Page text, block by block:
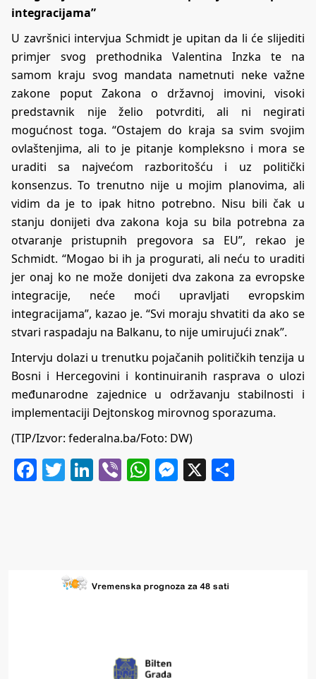
integracijama”
U završnici intervjua Schmidt je upitan da li će slijediti
primjer svog prethodnika Valentina Inzka te na
samom kraju svog mandata nametnuti neke važne
zakone poput Zakona o državnoj imovini, visoki
predstavnik nije želio potvrditi, ali ni negirati
mogućnost toga. “Ostajem do kraja sa svim svojim
ovlaštenjima, ali to je pitanje kompleksno i mora se
uraditi sa najvećom razboritošću i uz politički
konsenzus. To trenutno nije u mojim planovima, ali
vidim da je to ipak hitno potrebno. Nisu bili čak u
stanju donijeti dva zakona koja su bila potrebna za
otvaranje pristupnih pregovora sa EU”, rekao je
Schmidt. “Mogao bi ih ja progurati, ali neću to uraditi
jer onaj ko ne može donijeti dva zakona za evropske
integracije, neće moći upravljati evropskim
integracijama”, kazao je. “Svi moraju shvatiti da ako se
stvari raspadaju na Balkanu, to nije umirujući znak”.
Intervju dolazi u trenutku pojačanih političkih tenzija u
Bosni i Hercegovini i kontinuiranih rasprava o ulozi
međunarodne zajednice u održavanju stabilnosti i
implementaciji Dejtonskog mirovnog sporazuma.
(TIP/Izvor: federalna.ba/Foto: DW)
Facebook
Twitter
LinkedIn
ViberWhatsApp
Messenger
X